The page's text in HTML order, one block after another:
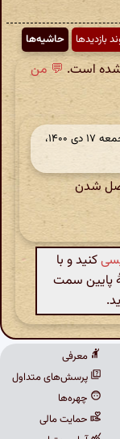
بازدیدها حاشیه‌ها
شده است. 💬 من
در ‫۴ سال و ۷ ماه قبل، جمعه ۱۷ دی ۱۴۰۰،
شدن
کنید و با
پایین سمت
معرفی
پرسش‌های متداول
چهره‌ها
حمایت مالی